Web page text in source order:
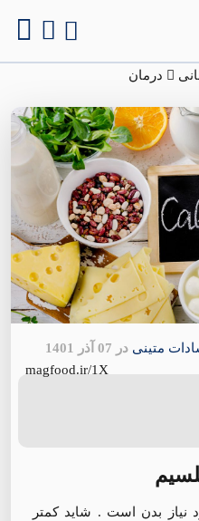
درمان
متینی در 07 آذر 1401
magfood.ir/1X
بدن است . شاید کمتر